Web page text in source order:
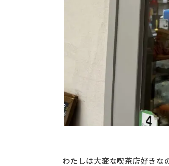
わたしは大変な喫茶店好きな